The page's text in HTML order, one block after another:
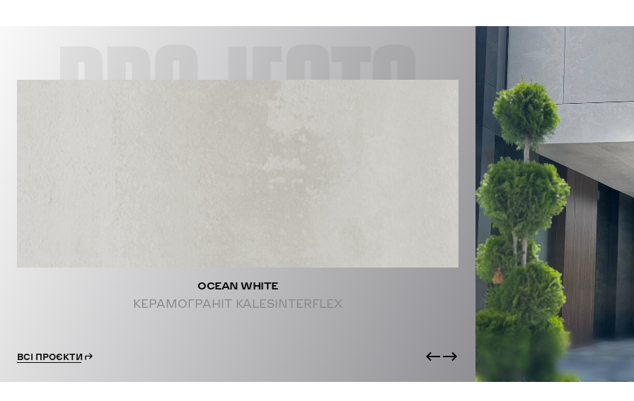
PROJECTS
OCEAN WHITE
КЕРАМОГРАНІТ KALESINTERFLEX
ВСІ ПРОЄКТИ